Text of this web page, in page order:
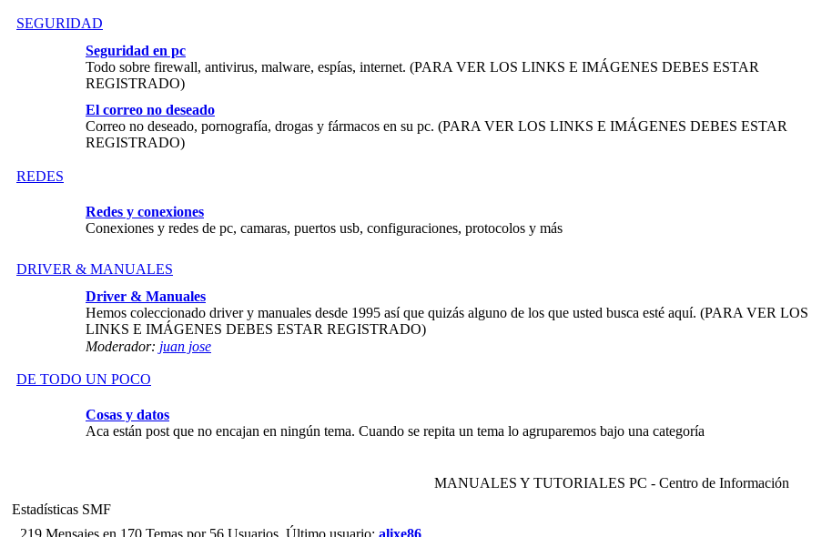
SEGURIDAD
Seguridad en pc
Todo sobre firewall, antivirus, malware, espías, internet. (PARA VER LOS LINKS E IMÁGENES DEBES ESTAR
REGISTRADO)
El correo no deseado
Correo no deseado, pornografía, drogas y fármacos en su pc. (PARA VER LOS LINKS E IMÁGENES DEBES ESTAR
REGISTRADO)
REDES
Redes y conexiones
Conexiones y redes de pc, camaras, puertos usb, configuraciones, protocolos y más
DRIVER & MANUALES
Driver & Manuales
Hemos coleccionado driver y manuales desde 1995 así que quizás alguno de los que usted busca esté aquí. (PARA VER LOS
LINKS E IMÁGENES DEBES ESTAR REGISTRADO)
Moderador: juan jose
DE TODO UN POCO
Cosas y datos
Aca están post que no encajan en ningún tema. Cuando se repita un tema lo agruparemos bajo una categoría
MANUALES Y TUTORIALES PC - Centro de Información
Estadísticas SMF